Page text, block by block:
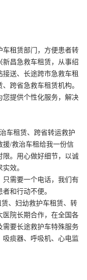
车租赁部门，方便患者转
新昌急救车租赁，从事绍
送、长途跨市急救车租
跨省急救车租赁机构。
您提供个性化服务，解决
车租赁、跨省转运救护
援/救治车租给我一份信
限。用心做好细节，以诚
效。
只需要一个电话，我们有
和行动不便。
、妇幼救护车租赁、转
医院长期合作，在全国各
需要长途救护车特殊服务
吸痰器、呼吸机、心电监